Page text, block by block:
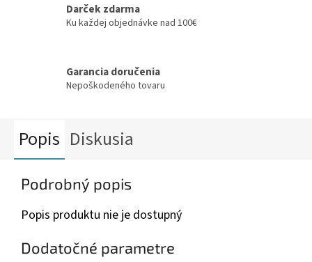
Darček zdarma
Ku každej objednávke nad 100€
Garancia doručenia
Nepoškodeného tovaru
Popis Diskusia
Podrobný popis
Popis produktu nie je dostupný
Dodatočné parametre